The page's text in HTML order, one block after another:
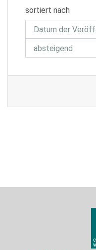
sortiert nach